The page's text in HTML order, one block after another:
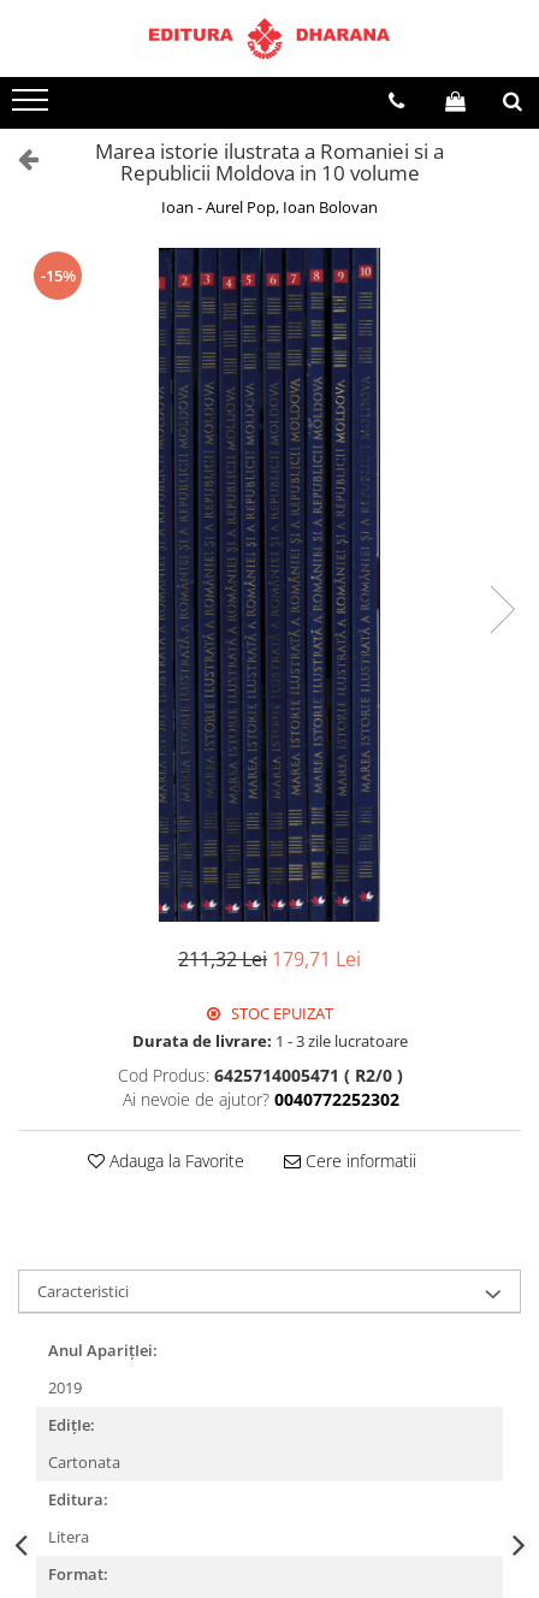
Toate Produsele
CARTI EDITURA DHARANA
OFERTE LA PACHET
Carti cu AUTOGRAF
Dietoterapie
Dezvoltare personala
Business, Economie
Carti pentru copii
Marea istorie ilustrata a Romaniei si a
Republicii Moldova in 10 volume
Ioan - Aurel Pop, Ioan Bolovan
-15%
211,32 Lei 179,71 Lei
STOC EPUIZAT
Durata de livrare: 1 - 3 zile lucratoare
Cod Produs: 6425714005471 ( R2/0 )
Ai nevoie de ajutor? 0040772252302
Adauga la Favorite Cere informatii
Caracteristici
Anul AparițIei:
2019
EdițIe:
Cartonata
Editura:
Litera
Format: